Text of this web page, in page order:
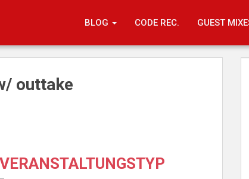
BLOG CODE REC. GUEST
outtake
VERANSTALTUNGSTYP